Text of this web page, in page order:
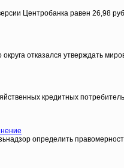
Центробанка равен 26,98
отказался утверждать
кредитных
определить